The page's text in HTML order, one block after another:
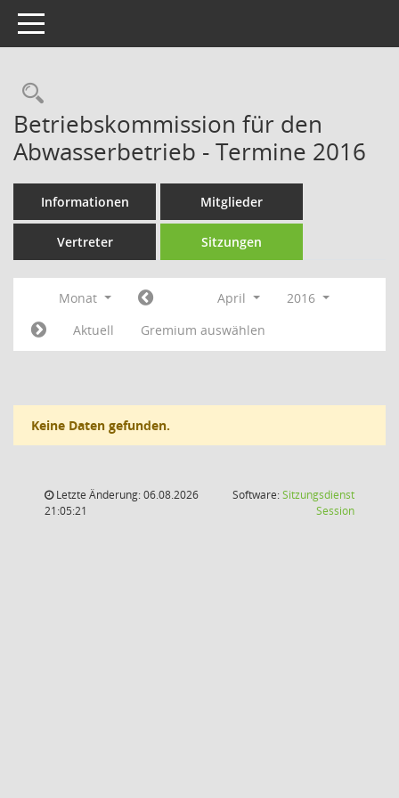
Toggle navigation
Rechercheauswahl
Betriebskommission für den
Abwasserbetrieb - Termine 2016
Informationen Mitglieder
Vertreter Sitzungen
Monat April
2016
Aktuell
Gremium auswählen
Keine Daten gefunden.
Letzte Änderung: 06.08.2026
21:05:21
Software:Sitzungsdienst
Session(Wird in